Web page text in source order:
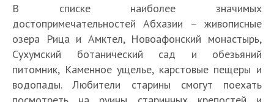
В списке наиболее значимых
достопримечательностей Абхазии – живописные
озера Рица и Амктел, Новоафонский монастырь,
Сухумский ботанический сад и обезьяний
питомник, Каменное ущелье, карстовые пещеры и
водопады. Любители старины смогут поехать